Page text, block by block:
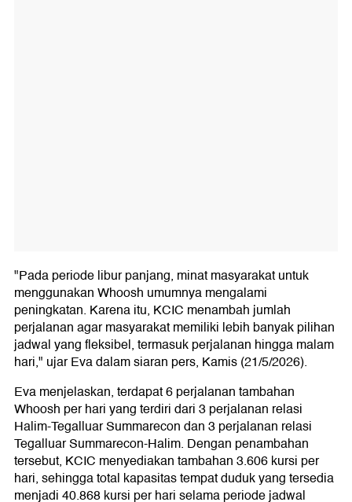
"Pada periode libur panjang, minat masyarakat untuk
menggunakan Whoosh umumnya mengalami
peningkatan. Karena itu, KCIC menambah jumlah
perjalanan agar masyarakat memiliki lebih banyak pilihan
jadwal yang fleksibel, termasuk perjalanan hingga malam
hari," ujar Eva dalam siaran pers, Kamis (21/5/2026).
Eva menjelaskan, terdapat 6 perjalanan tambahan
Whoosh per hari yang terdiri dari 3 perjalanan relasi
Halim-Tegalluar Summarecon dan 3 perjalanan relasi
Tegalluar Summarecon-Halim. Dengan penambahan
tersebut, KCIC menyediakan tambahan 3.606 kursi per
hari, sehingga total kapasitas tempat duduk yang tersedia
menjadi 40.868 kursi per hari selama periode jadwal